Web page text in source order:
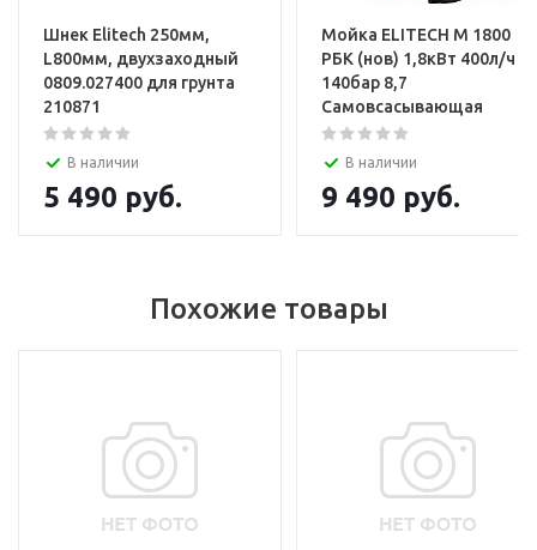
Шнек Elitech 250мм,
L800мм, двухзаходный
0809.027400 для грунта
210871
В наличии
5 490 руб.
Мойка ELITECH М 1800
РБК (нов) 1,8кВт 400л/ч
140бар 8,7
Самовсасывающая
В наличии
9 490 руб.
Похожие товары